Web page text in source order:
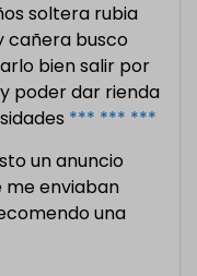
soltera rubia
cañera busco
bien salir por
poder dar rienda
*** *** ***
un anuncio
me enviaban
una